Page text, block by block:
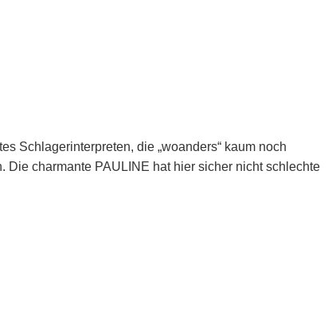
Schlagerinterpreten, die „woanders“ kaum noch
charmante PAULINE hat hier sicher nicht schlechte